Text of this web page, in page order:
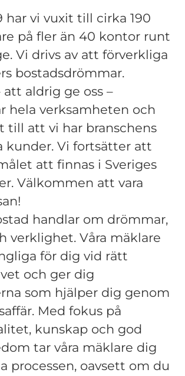
har vi vuxit till cirka 190
på fler än 40 kontor runt
Vi drivs av att förverkliga
bostadsdrömmar.
aldrig ge oss –
hela verksamheten och
till att vi har branschens
kunder. Vi fortsätter att
att finnas i Sveriges
Välkommen att vara
handlar om drömmar,
verklighet. Våra mäklare
för dig vid rätt
och ger dig
som hjälper dig genom
Med fokus på
kunskap och god
tar våra mäklare dig
processen, oavsett om du